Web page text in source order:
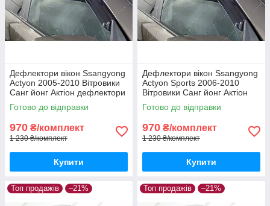
Дефлектори вікон Ssangyong
Actyon 2005-2010 Вітровики
Санг йонг Актіон дефлектори
4шт з 2005 по 2010
Готово до відправки
970 ₴/комплект
1 230 ₴/комплект
Купити
Дефлектори вікон Ssangyong
Actyon Sports 2006-2010
Вітровики Санг йонг Актіон
Спортс дефлектори 4шт з
2006 по 2010
Готово до відправки
970 ₴/комплект
1 230 ₴/комплект
Купити
Топ продажів –21% Топ продажів –21%